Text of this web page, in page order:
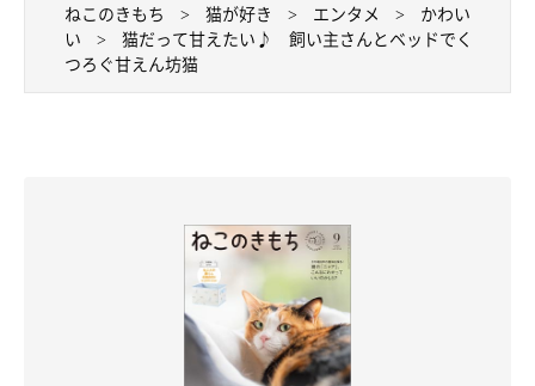
ねこのきもち 猫が好き エンタメ
かわい
い
猫だって甘えたい♪ 飼い主さんとベッドでく
つろぐ甘えん坊猫